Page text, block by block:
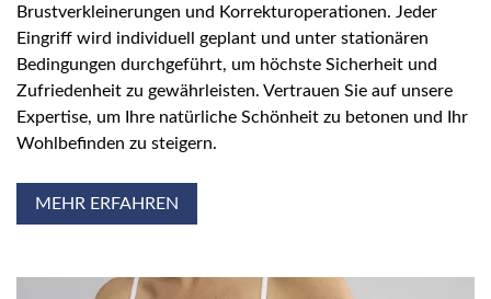
Brustverkleinerungen und Korrekturoperationen. Jeder
Eingriff wird individuell geplant und unter stationären
Bedingungen durchgeführt, um höchste Sicherheit und
Zufriedenheit zu gewährleisten. Vertrauen Sie auf unsere
Expertise, um Ihre natürliche Schönheit zu betonen und Ihr
Wohlbefinden zu steigern.
MEHR ERFAHREN